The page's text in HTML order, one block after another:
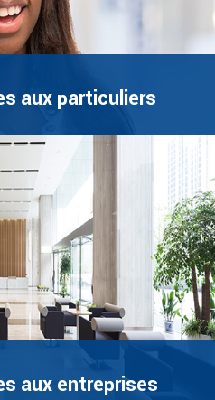
aux particuliers
aux entreprises